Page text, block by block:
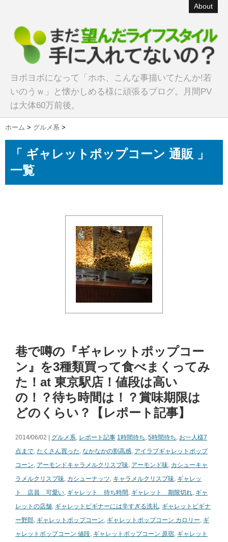
About
ヨボヨボになって「ホホ、こんな事描いてたんか!若
いのうｗ」と懐かしめる様に頑張るブログ。月間PV
は大体60万前後。
ホーム > グルメ系 >
「 ギャレットポップコーン 通販 」
一覧
巷で噂の『ギャレットポップコー
ン』を3種類買って食べまくってみ
た！at 東京駅店！値段は高い
の！？待ち時間は！？賞味期限は
どのくらい？【レポート記事】
2014/06/02 | グルメ系, レポート記事 1時間待ち, 5時間待ち, お一人様7
点まで, たくさん買った, なかなかの割高感, アイラブギャレットポップ
コーン, アーモンドキャラメルクリスプ味, アーモンド味, カシューキャ
ラメルクリスプ味, カシューナッツ, キャラメルクリスプ味, ギャレッ
ト 店員 可愛い, ギャレット 待ち時間, ギャレット 期限切れ, ギャ
レットの店舗, ギャレットビギナーには辛すぎる洗礼, ギャレットビギナ
ー野郎, ギャレットポップコーン, ギャレットポップコーン カロリー, ギ
ャレットポップコーン 値段, ギャレットポップコーン 原宿, ギャレット